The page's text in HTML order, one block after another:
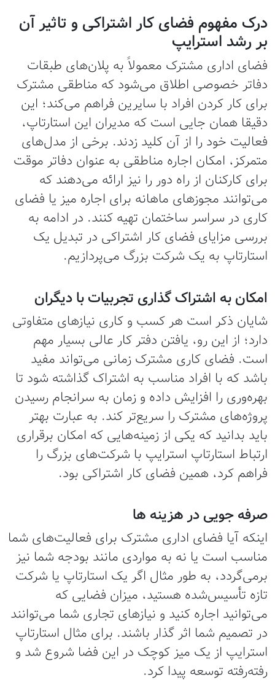
درک مفهوم فضای کار اشتراکی و تاثیر آن
بر رشد استرایپ
فضای اداری مشترک معمولاً به پلان‌های طبقات
دفاتر خصوصی اطلاق می‌شود که مناطقی مشترک
برای کار کردن افراد با سایرین فراهم می‌کند؛ این
دقیقا همان جایی است که مدیران این استارتاپ،
فعالیت خود را از آن کلید زدند. برخی از مدل‌های
متمرکز، امکان اجاره مناطقی به عنوان دفاتر موقت
برای کارکنان از راه دور را نیز ارائه می‌دهند که
می‌توانند مجوزهای ماهانه برای اجاره میز یا فضای
کاری در سراسر ساختمان تهیه کنند. در ادامه به
بررسی مزایای فضای کار اشتراکی در تبدیل یک
استارتاپ به یک شرکت بزرگ می‎‌پردازیم.
امکان به اشتراک گذاری تجربیات با دیگران
شایان ذکر است هر کسب و کاری نیازهای متفاوتی
دارد؛ از این رو، یافتن دفتر کار عالی بسیار مهم
است. فضای کاری مشترک زمانی می‌تواند مفید
باشد که با افراد مناسب به اشتراک گذاشته شود تا
بهره‌وری را افزایش داده و زمان به سرانجام رسیدن
پروژه‌های مشترک را سریع‌تر کند. به عبارت بهتر
باید بدانید که یکی از زمینه‌هایی که امکان برقراری
ارتباط استارتاپ استرایپ با شرکت‌های بزرگ را
فراهم کرد، همین فضای کار اشتراکی بود.
صرفه جویی در هزینه ها
اینکه آیا فضای اداری مشترک برای فعالیت‌های شما
مناسب است یا نه به مواردی مانند بودجه شما نیز
برمی‌گردد، به طور مثال اگر یک استارتاپ یا شرکت
تازه تأسیس‌شده هستید، میزان فضایی که
می‌توانید اجاره کنید و نیازهای تجاری شما می‌توانند
در تصمیم شما اثر گذار باشند. برای مثال استارتاپ
استرایپ از یک میز کوچک در این فضا شروع شد و
رفته‌رفته توسعه پیدا کرد.